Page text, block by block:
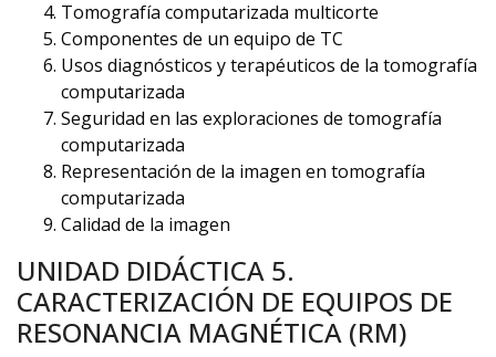
Tomografía computarizada multicorte
Componentes de un equipo de TC
Usos diagnósticos y terapéuticos de la tomografía
computarizada
Seguridad en las exploraciones de tomografía
computarizada
Representación de la imagen en tomografía
computarizada
Calidad de la imagen
UNIDAD DIDÁCTICA 5.
CARACTERIZACIÓN DE EQUIPOS DE
RESONANCIA MAGNÉTICA (RM)